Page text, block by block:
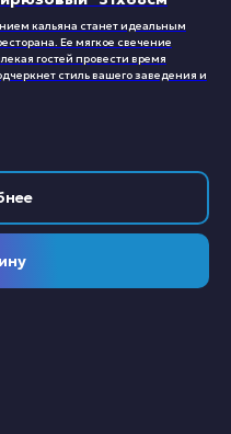
кальяна станет идеальным
Ее мягкое свечение
гостей провести время
стиль вашего заведения и